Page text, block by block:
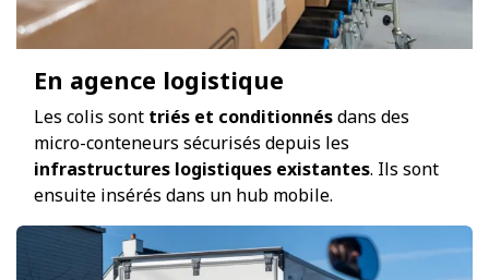
En agence logistique
Les colis sont triés et conditionnésdans des
micro-conteneurs sécurisés depuis les
infrastructures logistiques existantes. Ils sont
ensuite insérés dans un hub mobile.